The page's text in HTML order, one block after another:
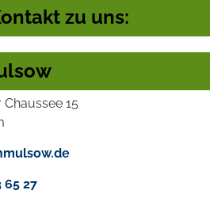
zu uns:
15
65 27